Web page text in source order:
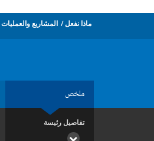
ماذا نفعل المشاريع والعمليات
ملخص
تفاصيل رئيسة